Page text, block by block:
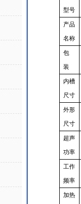
型号
产品
名称
包
装
内槽
尺寸
外形
尺寸
超声
功率
工作
频率
加热